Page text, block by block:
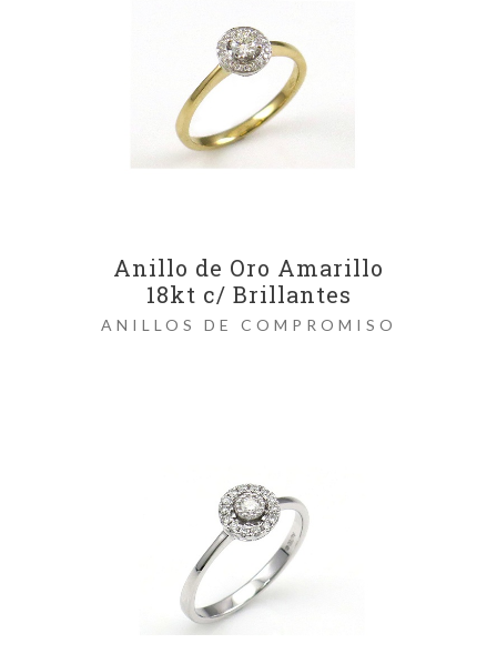
Anillo de Oro Amarillo
18kt c/ Brillantes
ANILLOS DE COMPROMISO